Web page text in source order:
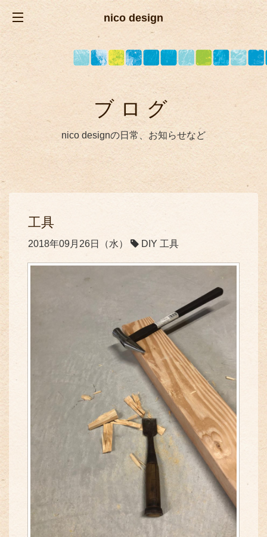
nico design
ブログ
nico designの日常、お知らせなど
工具
2018年09月26日（水） DIY 工具